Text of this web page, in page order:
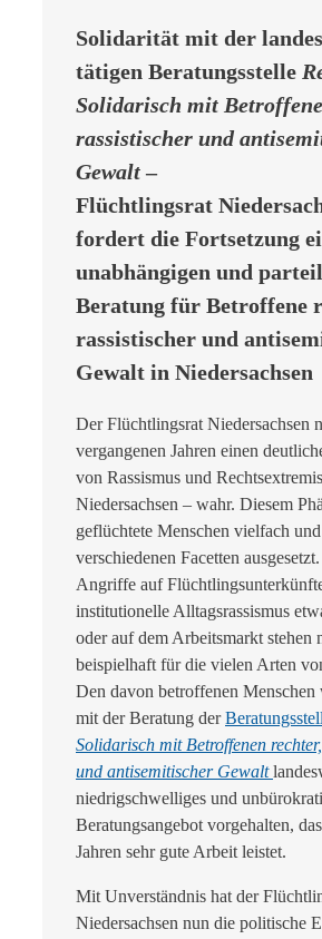
Solidarität mit der
tätigen Beratungsstelle
Solidarisch mit
rassistischer und
Gewalt–
Flüchtlingsrat
fordert die Fortsetzung
unabhängigen und
Beratung für Betroffene
rassistischer und
Gewalt in Niedersachsen
Der Flüchtlingsrat Niedersachsen
vergangenen Jahren einen
von Rassismus und
Niedersachsen – wahr. Diesem
geflüchtete Menschen vielfach
verschiedenen Facetten
Angriffe auf
institutionelle Alltagsrassismus
oder auf dem Arbeitsmarkt stehen
beispielhaft für die vielen Arten
Den davon betroffenen Menschen
mit der Beratung der
Solidarisch mit Betroffenen
und antisemitischer Gewalt
niedrigschwelliges und
Beratungsangebot vorgehalten,
Jahren sehr gute Arbeit leistet.
Mit Unverständnis hat der
Niedersachsen nun die politische